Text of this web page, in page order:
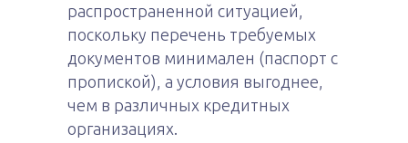
распространенной ситуацией,
поскольку перечень требуемых
документов минимален (паспорт с
пропиской), а условия выгоднее,
чем в различных кредитных
организациях.